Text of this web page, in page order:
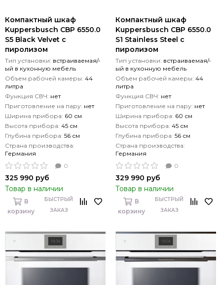
Компактный шкаф
Kuppersbusch CBP 6550.0
S5 Black Velvet с
пиролизом
Тип установки: встраиваемая/-
ый в кухонную мебель
Объем рабочей камеры: 44
литра
Функция СВЧ: нет
Приготовление на пару: нет
Ширина прибора: 60 см
Высота прибора: 45 см
Глубина прибора: 56 см
Страна производства:
Германия
0
325 990 руб
Товар в наличии
В
корзину
БЫСТРЫЙ
ЗАКАЗ
Компактный шкаф
Kuppersbusch CBP 6550.0
S1 Stainless Steel с
пиролизом
Тип установки: встраиваемая/-
ый в кухонную мебель
Объем рабочей камеры: 44
литра
Функция СВЧ: нет
Приготовление на пару: нет
Ширина прибора: 60 см
Высота прибора: 45 см
Глубина прибора: 56 см
Страна производства:
Германия
0
329 990 руб
Товар в наличии
В
корзину
БЫСТРЫЙ
ЗАКАЗ